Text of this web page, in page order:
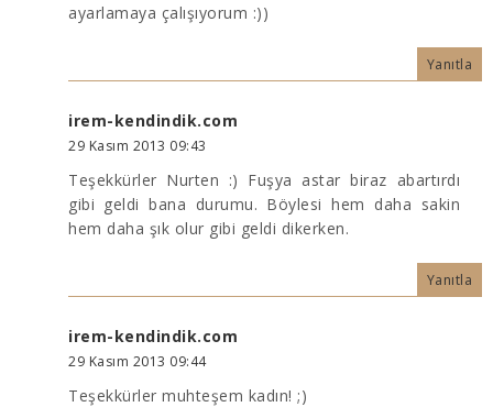
ayarlamaya çalışıyorum :))
Yanıtla
irem-kendindik.com
29 Kasım 2013 09:43
Teşekkürler Nurten :) Fuşya astar biraz abartırdı
gibi geldi bana durumu. Böylesi hem daha sakin
hem daha şık olur gibi geldi dikerken.
Yanıtla
irem-kendindik.com
29 Kasım 2013 09:44
Teşekkürler muhteşem kadın! ;)